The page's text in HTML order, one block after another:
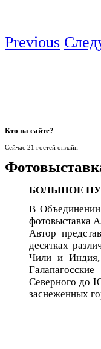
Previous
Кто на сайте?
Сейчас 21 гостей онлайн
БОЛЬШОЕ
В
фотовыставка
Автор
десятках
Чили и
Северного до
заснеженных